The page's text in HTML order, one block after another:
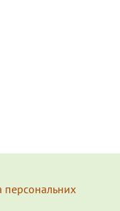
персональних